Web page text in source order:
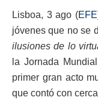
Lisboa, 3 ago (EFE
jóvenes que no se
ilusiones de lo
la Jornada
primer gran acto
que contó con